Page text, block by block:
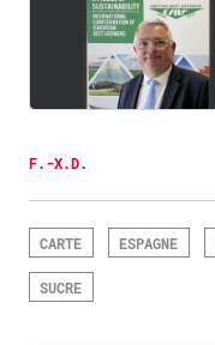
F.-X.D.
CARTE ESPAGNE
SUCRE